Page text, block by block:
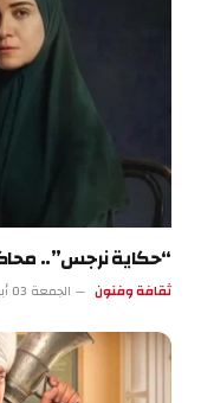
“حكاية نرجس”..
ثقافة وفنون الجمعة 03 أبريل 1:18 ص